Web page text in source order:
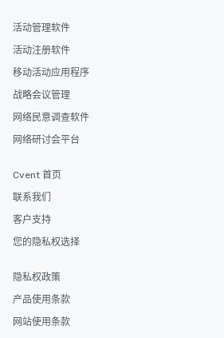
活动管理软件
活动注册软件
移动活动应用程序
战略会议管理
网络民意调查软件
网络研讨会平台
Cvent 首页
联系我们
客户支持
您的隐私权选择
隐私权政策
产品使用条款
网站使用条款